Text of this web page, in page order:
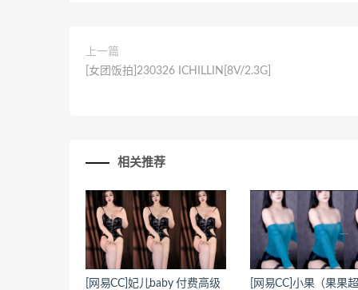
上一篇
[女团饭拍]230326 ICHILLIN[8V/2.3G]
相关推荐
[网易CC]妃儿baby 付费高级 [网易CC]小果（果果